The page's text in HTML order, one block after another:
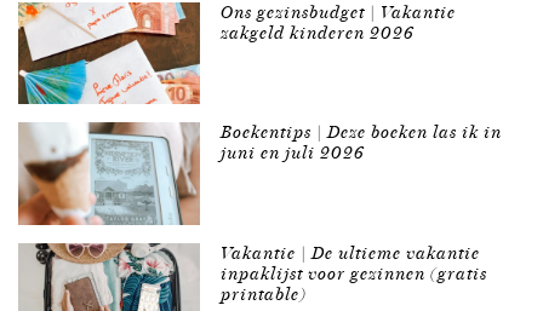
Ons gezinsbudget | Vakantie
zakgeld kinderen 2026
Boekentips | Deze boeken las ik in
juni en juli 2026
Vakantie | De ultieme vakantie
inpaklijst voor gezinnen (gratis
printable)